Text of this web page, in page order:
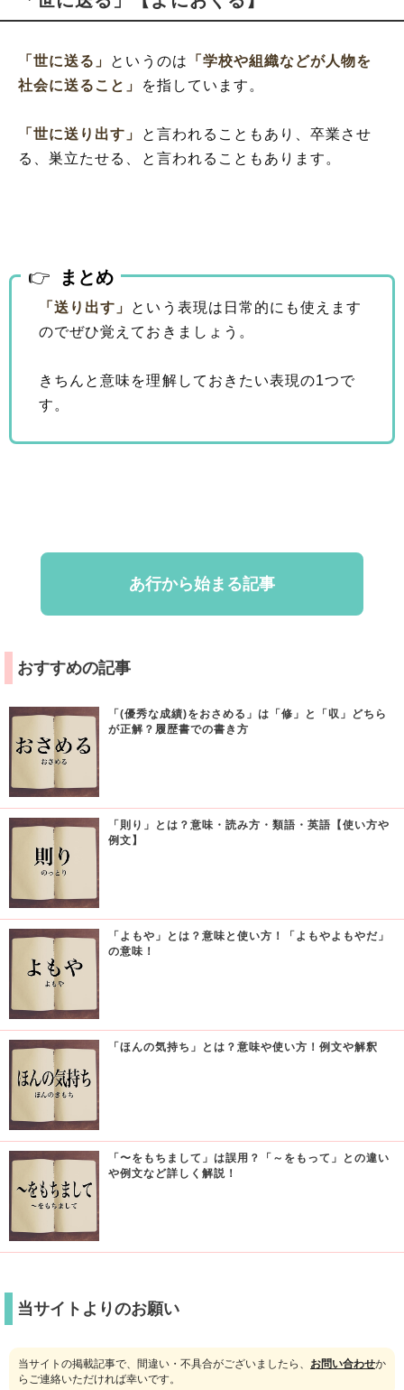
「世に送る」 というのは
「学校や組織などが人物を
社会に送ること」
を指しています。
「世に送り出す」
と言われることもあり、卒業させ
る、巣立たせる、と言われることもあります。
まとめ
「送り出す」 という表現は日常的にも使えます
のでぜひ覚えておきましょう。
きちんと意味を理解しておきたい表現の1つで
す。
あ行から始まる記事
おすすめの記事
「(優秀な成績)をおさめる」は「修」と「収」どちら
が正解？履歴書での書き方
「則り」とは？意味・読み方・類語・英語【使い方や
例文】
「よもや」とは？意味と使い方！「よもやよもやだ」
の意味！
「ほんの気持ち」とは？意味や使い方！例文や解釈
「〜をもちまして」は誤用？「～をもって」との違い
や例文など詳しく解説！
当サイトよりのお願い
当サイトの掲載記事で、間違い・不具合がございましたら、 お問い合わせか
らご連絡いただければ幸いです。